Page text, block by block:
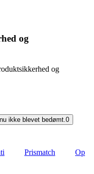
og
og
ikke blevet bedømt. 0
Prismatch
Op